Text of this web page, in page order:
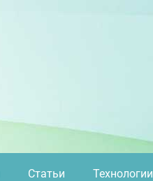
Статьи Технологии